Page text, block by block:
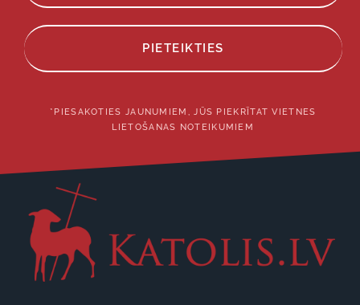
PIETEIKTIES
*PIESAKOTIES JAUNUMIEM, JŪS PIEKRĪTAT VIETNES
LIETOŠANAS NOTEIKUMIEM